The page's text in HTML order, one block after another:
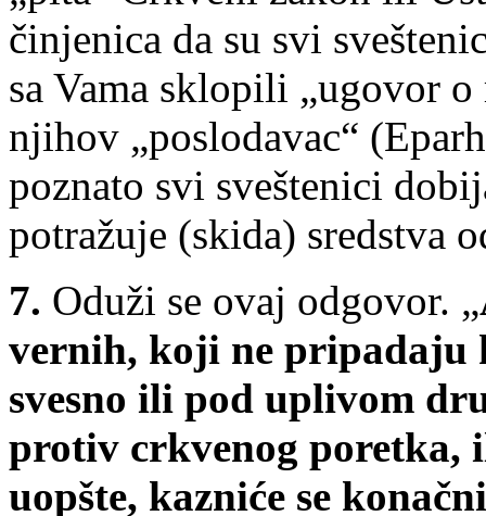
činjenica da su svi
sa Vama sklopili „ugovor
njihov „poslodavac“
poznato svi sveštenici
potražuje (skida) sredstva
7. Oduži se ovaj odgovor. „
vernih, koji ne pripadaju
svesno ili pod uplivom
protiv crkvenog poretka,
uopšte, kazniće se